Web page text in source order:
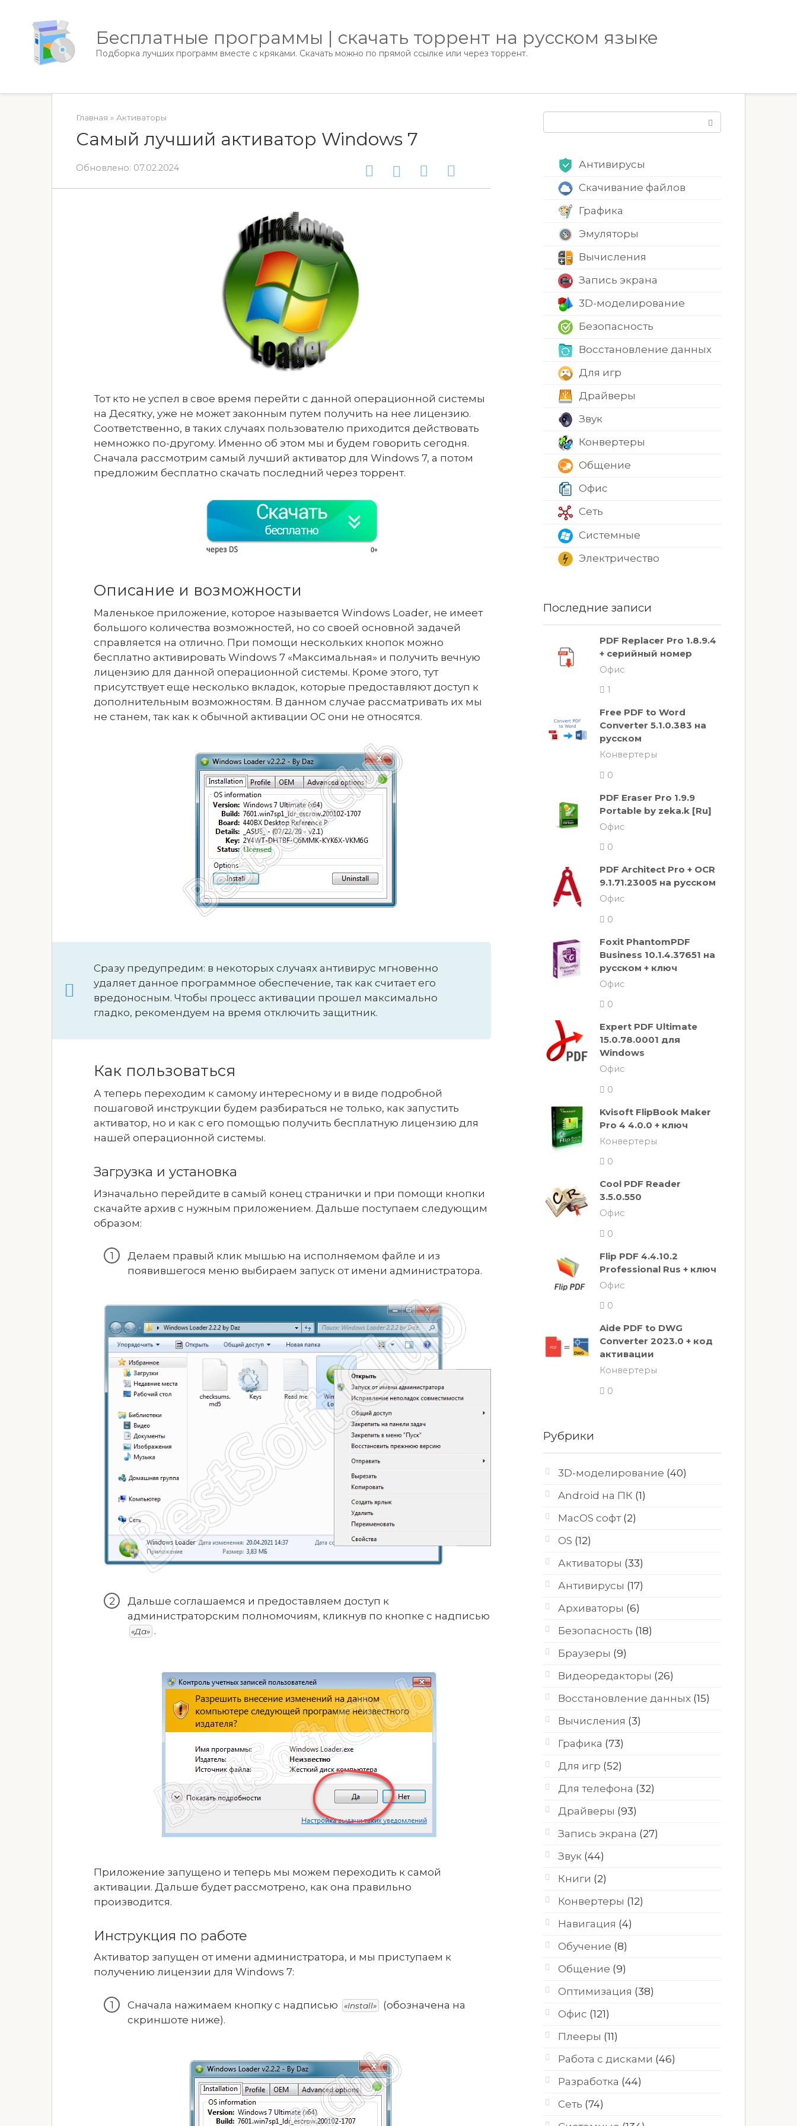
контенту
Бесплатные программы | скачать торрент на русском языке
Подборка лучших программ вместе с кряками. Скачать можно по прямой ссылке или через торрент.
Главная » Активаторы
Самый лучший активатор Windows 7
Обновлено: 07.02.2024
Тот кто не успел в свое время перейти с данной операционной системы
на Десятку, уже не может законным путем получить на нее лицензию.
Соответственно, в таких случаях пользователю приходится действовать
немножко по-другому. Именно об этом мы и будем говорить сегодня.
Сначала рассмотрим самый лучший активатор для Windows 7, а потом
предложим бесплатно скачать последний через торрент.
Описание и возможности
Маленькое приложение, которое называется Windows Loader, не имеет
большого количества возможностей, но со своей основной задачей
справляется на отлично. При помощи нескольких кнопок можно
бесплатно активировать Windows 7 «Максимальная» и получить вечную
лицензию для данной операционной системы. Кроме этого, тут
присутствует еще несколько вкладок, которые предоставляют доступ к
дополнительным возможностям. В данном случае рассматривать их мы
не станем, так как к обычной активации ОС они не относятся.
Сразу предупредим: в некоторых случаях антивирус мгновенно
удаляет данное программное обеспечение, так как считает его
вредоносным. Чтобы процесс активации прошел максимально
гладко, рекомендуем на время отключить защитник.
Как пользоваться
А теперь переходим к самому интересному и в виде подробной
пошаговой инструкции будем разбираться не только, как запустить
активатор, но и как с его помощью получить бесплатную лицензию для
нашей операционной системы.
Загрузка и установка
Изначально перейдите в самый конец странички и при помощи кнопки
скачайте архив с нужным приложением. Дальше поступаем следующим
образом:
Делаем правый клик мышью на исполняемом файле и из
появившегося меню выбираем запуск от имени администратора.
Дальше соглашаемся и предоставляем доступ к
администраторским полномочиям, кликнув по кнопке с надписью
«Да» .
Приложение запущено и теперь мы можем переходить к самой
активации. Дальше будет рассмотрено, как она правильно
производится.
Инструкция по работе
Активатор запущен от имени администратора, и мы приступаем к
получению лицензии для Windows 7:
Сначала нажимаем кнопку с надписью «Install»
(обозначена на
скриншоте ниже).
Антивирусы
Скачивание файлов
Графика
Эмуляторы
Вычисления
Запись экрана
3D-моделирование
Безопасность
Восстановление данных
Для игр
Драйверы
Звук
Конвертеры
Общение
Офис
Сеть
Системные
Электричество
Последние записи
PDF Replacer Pro 1.8.9.4
+ серийный номер
Офис
1
Free PDF to Word
Converter 5.1.0.383 на
русском
Конвертеры
0
PDF Eraser Pro 1.9.9
Portable by zeka.k [Ru]
Офис
0
PDF Architect Pro + OCR
9.1.71.23005 на русском
Офис
0
Foxit PhantomPDF
Business 10.1.4.37651 на
русском + ключ
Офис
0
Expert PDF Ultimate
15.0.78.0001 для
Windows
Офис
0
Kvisoft FlipBook Maker
Pro 4 4.0.0 + ключ
Конвертеры
0
Cool PDF Reader
3.5.0.550
Офис
0
Flip PDF 4.4.10.2
Professional Rus + ключ
Офис
0
Aide PDF to DWG
Converter 2023.0 + код
активации
Конвертеры
0
Рубрики
3D-моделирование (40)
Android на ПК (1)
MacOS софт(2)
OS (12)
Активаторы (33)
Антивирусы (17)
Архиваторы (6)
Безопасность (18)
Браузеры (9)
Видеоредакторы (26)
Восстановление данных (15)
Вычисления (3)
Графика (73)
Для игр (52)
Для телефона (32)
Драйверы (93)
Запись экрана (27)
Звук (44)
Книги (2)
Конвертеры (12)
Навигация (4)
Обучение (8)
Общение (9)
Оптимизация (38)
Офис (121)
Плееры (11)
Работа с дисками (46)
Разработка (44)
Сеть (74)